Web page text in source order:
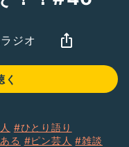
ジオ
く
#ひとり語り
る #ピン芸人 #雑談